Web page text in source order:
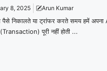
8, 2025 Arun Kumar
निकालते या ट्रांफर करते समय हमें अपना
पूरी नहीं होती ...